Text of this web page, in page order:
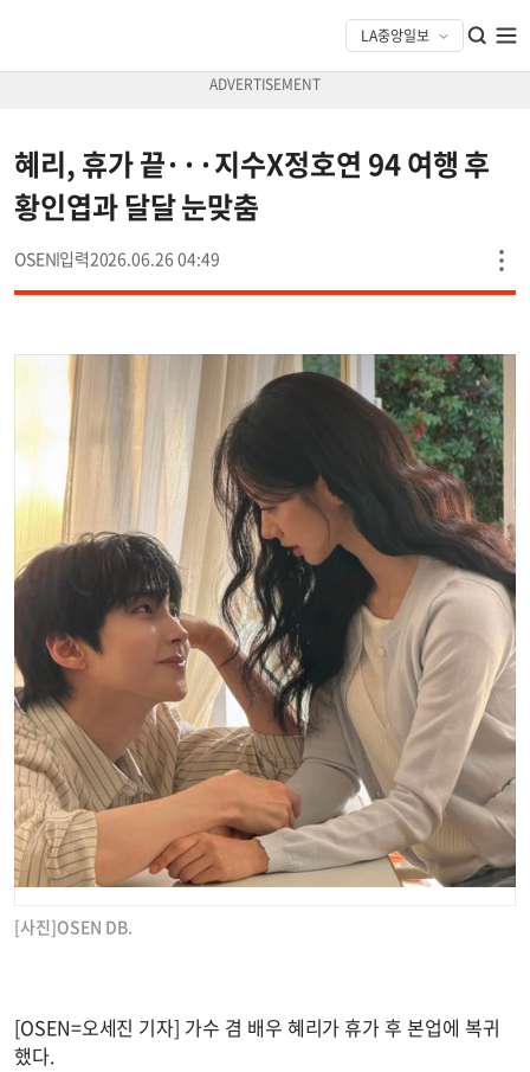
혜리, 휴가 끝···지수X정호연 94 여행 후
황인엽과 달달 눈맞춤
OSEN 2026.06.26 04:49
[사진]OSEN DB.
[OSEN=오세진 기자] 가수 겸 배우 혜리가 휴가 후 본업에 복귀
했다.